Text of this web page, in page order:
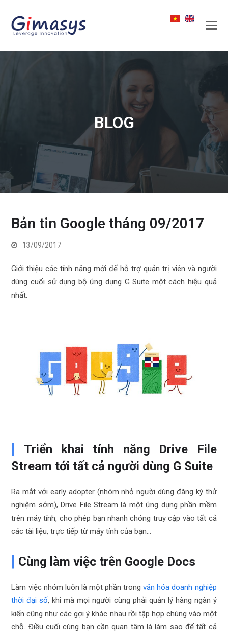
BLOG
Bản tin Google tháng 09/2017
13/09/2017
Giới thiệu các tính năng mới để hỗ trợ quản trị viên và người
dùng cuối sử dụng bộ ứng dụng G Suite một cách hiệu quả
nhất.
Triển khai tính năng Drive File
Stream tới tất cả người dùng G Suite
Ra mắt với early adopter (nhóm nhỏ người dùng đăng ký thử
nghiệm sớm), Drive File Stream là một ứng dụng phần mềm
trên máy tính, cho phép bạn nhanh chóng truy cập vào tất cả
các tài liệu, trực tiếp từ máy tính của bạn…
Cùng làm việc trên Google Docs
Làm việc nhóm luôn là một phần trongvăn hóa doanh nghiệp
thời đại số, khi mà mọi người cùng phải quản lý hàng ngàn ý
kiến cũng như các gợi ý khác nhau rồi tập hợp chúng vào một
chỗ. Điều cuối cùng bạn cần quan tâm là làm sao để tất cả